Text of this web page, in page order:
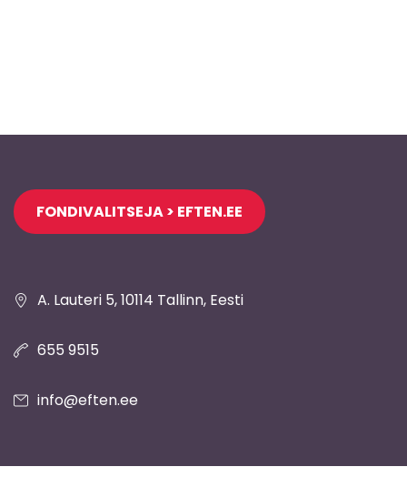
Jaluse
navigatsioon
A. Lauteri 5, 10114 Tallinn, Eesti
FONDIVALITSEJA > EFTEN.EE
655 9515
info@eften.ee